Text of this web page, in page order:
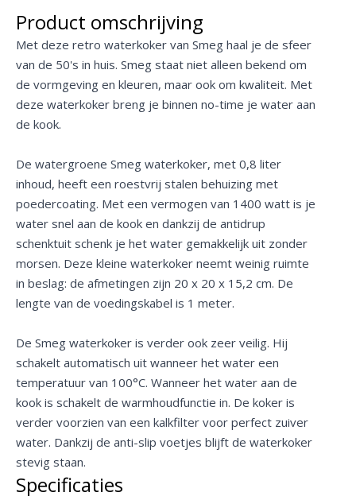
Product omschrijving
Met deze retro waterkoker van Smeg haal je de sfeer
van de 50's in huis. Smeg staat niet alleen bekend om
de vormgeving en kleuren, maar ook om kwaliteit. Met
deze waterkoker breng je binnen no-time je water aan
de kook.
De watergroene Smeg waterkoker, met 0,8 liter
inhoud, heeft een roestvrij stalen behuizing met
poedercoating. Met een vermogen van 1400 watt is je
water snel aan de kook en dankzij de antidrup
schenktuit schenk je het water gemakkelijk uit zonder
morsen. Deze kleine waterkoker neemt weinig ruimte
in beslag: de afmetingen zijn 20 x 20 x 15,2 cm. De
lengte van de voedingskabel is 1 meter.
De Smeg waterkoker is verder ook zeer veilig. Hij
schakelt automatisch uit wanneer het water een
temperatuur van 100°C. Wanneer het water aan de
kook is schakelt de warmhoudfunctie in. De koker is
verder voorzien van een kalkfilter voor perfect zuiver
water. Dankzij de anti-slip voetjes blijft de waterkoker
stevig staan.
Specificaties